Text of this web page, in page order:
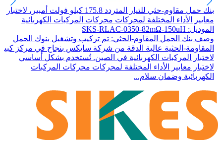
بنك حمل مقاوم-حثي للتيار المتردد 175.8 كيلو فولت أمبير، لاختبار
معايير الأداء المختلفة لمحركات محركات المركبات الكهربائية
الموديل: SKS-RLAC-0350-82mΩ-150uH
وصف بنك الحمل المقاوم-الحثي: تم تركيب وتشغيل بنوك الحمل
المقاومة-الحثية عالية الدقة من شركة سايكس بنجاح في مركز كبير
لاختبار المركبات الكهربائية في الصين. تُستخدم بشكل أساسي
لاختبار معايير الأداء المختلفة لمحركات محركات المركبات
الكهربائية وضمان سلام...